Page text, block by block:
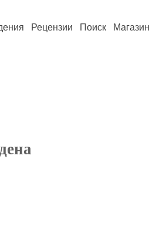
Рецензии Поиск Магазин